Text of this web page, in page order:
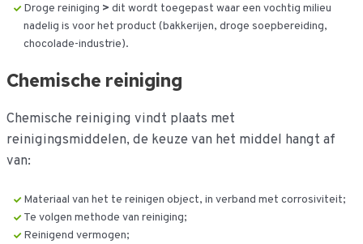
Droge reiniging > dit wordt toegepast waar een vochtig milieu
nadelig is voor het product (bakkerijen, droge soepbereiding,
chocolade-industrie).
Chemische reiniging
Chemische reiniging vindt plaats met
reinigingsmiddelen, de keuze van het middel hangt af
van:
Materiaal van het te reinigen object, in verband met corrosiviteit;
Te volgen methode van reiniging;
Reinigend vermogen;